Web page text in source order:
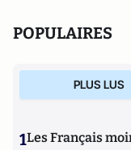
POPULAIRES
PLUS LUS
1Les Français